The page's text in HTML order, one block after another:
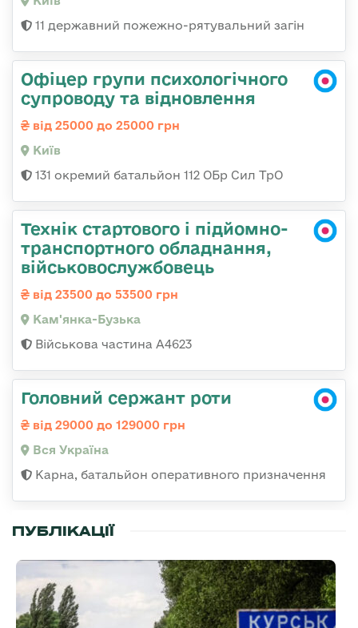
11 державний пожежно-рятувальний загін
Офіцер групи психологічного
супроводу та відновлення
від 25000 до 25000 грн
Київ
131 окремий батальйон 112 ОБр Сил ТрО
Технік стартового і підйомно-
транспортного обладнання,
військовослужбовець
від 23500 до 53500 грн
Кам'янка-Бузька
Військова частина А4623
Головний сержант роти
від 29000 до 129000 грн
Вся Україна
Карна, батальйон оперативного призначення
ПУБЛІКАЦІЇ